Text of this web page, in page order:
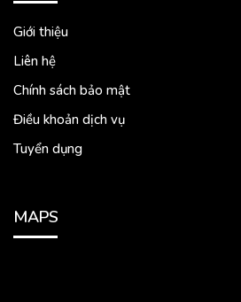
Giới thiệu
Liên hệ
Chính sách bảo mật
Điều khoản dịch vụ
Tuyển dụng
MAPS